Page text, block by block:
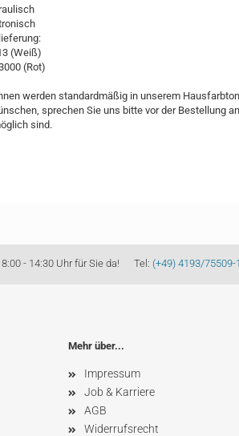
(Weiß)
(Rot)
werden standardmäßig in unserem
sprechen Sie uns bitte vor der Bestellung
sind.
- 14:30 Uhr für Sie da! Tel: (+49) 4193/75509-
Mehr über...
Impressum
Job & Karriere
AGB
Widerrufsrecht